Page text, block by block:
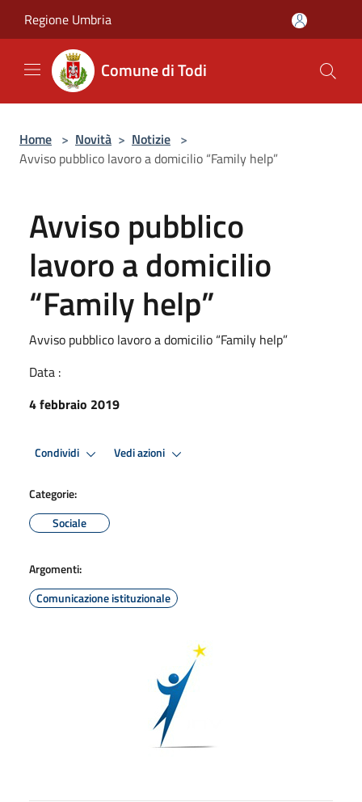
Regione Umbria
Comune di Todi
Home > Novità > Notizie >
Avviso pubblico lavoro a domicilio “Family help”
Avviso pubblico
lavoro a domicilio
“Family help”
Avviso pubblico lavoro a domicilio “Family help”
Data :
4 febbraio 2019
Condividi Vedi azioni
Categorie:
Sociale
Argomenti:
Comunicazione istituzionale